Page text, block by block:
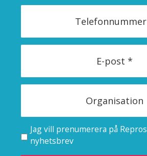
Jag vill prenumerera på Repros
nyhetsbrev